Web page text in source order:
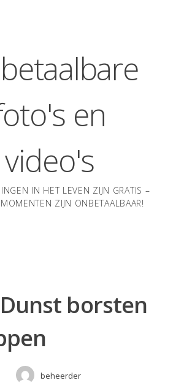
en
video's
IN HET LEVEN ZIJN GRATIS –
ZIJN ONBETAALBAAR!
borsten
beheerder